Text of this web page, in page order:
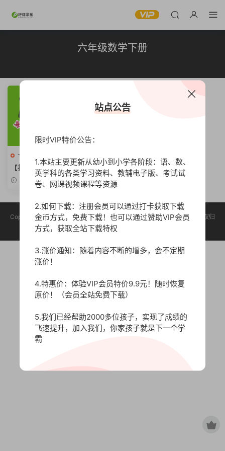
六年级数学下册
一年级数学上册
【打印版】小学数学新课标人
教版应用题天天刷1年级【96
页PDF文档】
2023-06-15
Copyright © 2023 柠檬学堂 版权声明：本站所有资源均收集于网络，版权归
原作者所有，如有侵权，请联系删除。
站点公告
限时VIP特价公告：
1.本站主要更新从幼小到小学各阶段：语、数、
英学科的各类学习资料、教辅电子版、考试试
卷、网课视频课程等资源
2.如何下载：注册会员可以通过打卡获取下载
金币方式，免费下载！也可以通过赞助VIP会员
方式，获取全站下载特权
3.涨价通知：随着内容不断的增多，会不定期
涨价！
4.特惠价：体验VIP会员特价9.9元！随时恢复
原价！（会员全站免费下载）
5.我们已经帮助2000多位孩子，实现了成绩的
飞速提升，加入我们，你家孩子就是下一个学
霸